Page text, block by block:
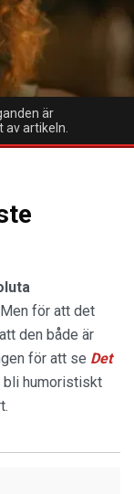
är
av artikeln.
Men för att det
den både är
för att se Det
bli humoristiskt